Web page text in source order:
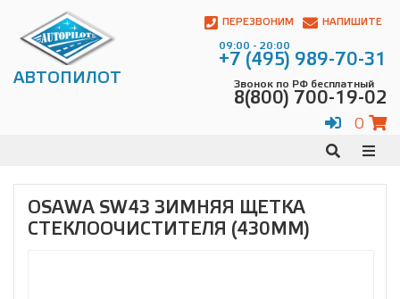
АВТОПИЛОТ
ПЕРЕЗВОНИМ НАПИШИТЕ
09:00 - 20:00
+7 (495) 989-70-31
Звонок по РФ бесплатный
8(800) 700-19-02
0
OSAWA SW43 ЗИМНЯЯ ЩЕТКА
СТЕКЛООЧИСТИТЕЛЯ (430ММ)
Контакты:
Адрес:
Чагинская
700-
Телефон:+7